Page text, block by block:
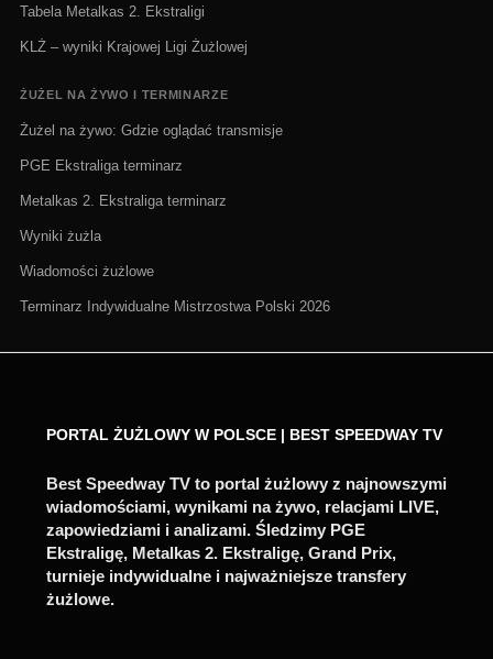
Tabela Metalkas 2. Ekstraligi
KLŻ – wyniki Krajowej Ligi Żużlowej
ŻUŻEL NA ŻYWO I TERMINARZE
Żużel na żywo: Gdzie oglądać transmisje
PGE Ekstraliga terminarz
Metalkas 2. Ekstraliga terminarz
Wyniki żużla
Wiadomości żużlowe
Terminarz Indywidualne Mistrzostwa Polski 2026
PORTAL ŻUŻLOWY W POLSCE | BEST SPEEDWAY TV
Best Speedway TV to portal żużlowy z najnowszymi
wiadomościami, wynikami na żywo, relacjami LIVE,
zapowiedziami i analizami. Śledzimy PGE
Ekstraligę, Metalkas 2. Ekstraligę, Grand Prix,
turnieje indywidualne i najważniejsze transfery
żużlowe.